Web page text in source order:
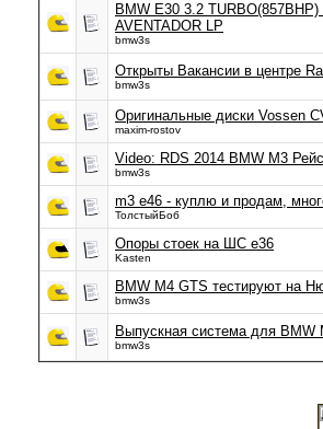
BMW E30 3.2
AVENTADOR LP
bmw3s
Открыты Вакансии в центре
bmw3s
Оригинальные диски Vossen
maxim-rostov
Video: RDS 2014 BMW M3
bmw3s
m3 e46 - куплю и продам,
ТолстыйБоб
Опоры стоек на ШС e36
Kasten
BMW M4 GTS тестируют на
bmw3s
Выпускная система для BMW
bmw3s